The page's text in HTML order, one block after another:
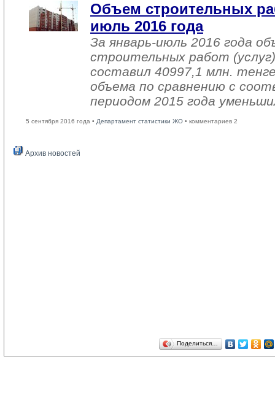
Объем строительных
июль 2016 года
За январь-июль 2016 года
строительных работ
составил 40997,1 млн.
объема по сравнению с
периодом 2015 года
5 сентября 2016 года • Департамент статистики ЖО • комментариев 2
Архив новостей
Поделиться…